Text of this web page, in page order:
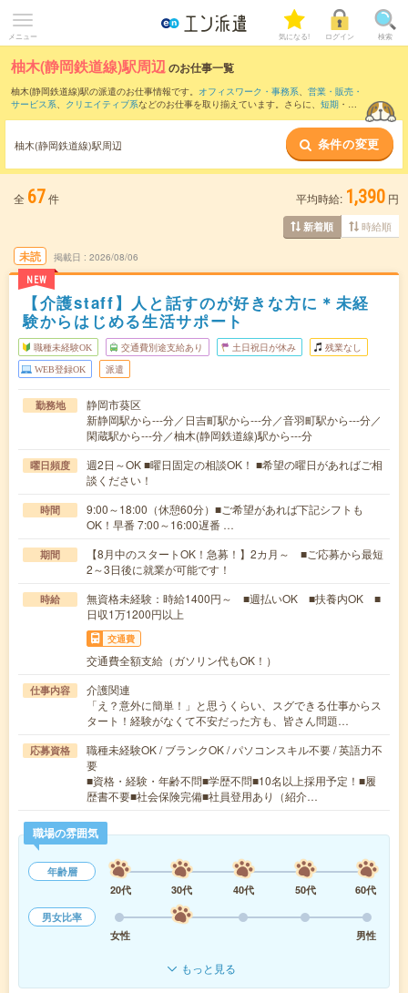
メニュー 気になる! ログイン 検索
柚木(静岡鉄道線)駅周辺のお仕事一覧
柚木(静岡鉄道線)駅の派遣のお仕事情報です。 オフィスワーク・事務系、 営業・販売・
サービス系、 クリエイティブ系などのお仕事を取り揃えています。さらに、 短期 ・ 単
また、静岡駅・新静岡駅・清水(静岡県)駅
など近隣駅のお仕事も
ご確認いただけます。
柚木(静岡鉄道線)駅周辺 条件の変更
全 67件 平均時給: 1,390 円
新着順 時給順
未読
NEW
掲載日 2026/08/06
【介護staff】人と話すのが好きな方に＊未経
験からはじめる生活サポート
職種未経験OK 交通費別途支給あり 土日祝日が休み 残業なし
WEB登録OK 派遣
勤務地
静岡市葵区
新静岡駅から---分／日吉町駅から---分／音羽町駅から---分／
閑蔵駅から---分／柚木(静岡鉄道線)駅から---分
曜日頻度
週2日～OK ■曜日固定の相談OK！ ■希望の曜日があればご相
談ください！
時間
9:00～18:00（休憩60分）■ご希望があれば下記シフトも
OK！早番 7:00～16:00遅番 …
期間
【8月中のスタートOK！急募！】2カ月～ ■ご応募から最短
2～3日後に就業が可能です！
時給
無資格未経験：時給1400円～ ■週払いOK ■扶養内OK ■
日収1万1200円以上
交通費
交通費全額支給（ガソリン代もOK！）
仕事内容
介護関連
「え？意外に簡単！」と思うくらい、スグできる仕事からス
タート！経験がなくて不安だった方も、皆さん問題…
応募資格
職種未経験OK / ブランクOK / パソコンスキル不要 / 英語力不
要
■資格・経験・年齢不問■学歴不問■10名以上採用予定！■履
歴書不要■社会保険完備■社員登用あり（紹介…
職場の雰囲気
年齢層
20代
30代 40代 50代
60代
男女比率
女性
男性
もっと見る